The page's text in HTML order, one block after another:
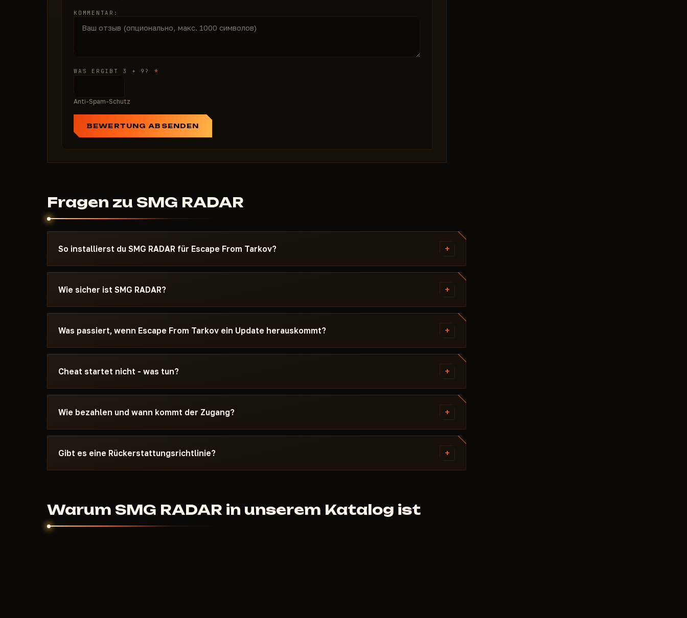
KOMMENTAR:
WAS ERGIBT 3 + 9? *
Anti-Spam-Schutz
BEWERTUNG ABSENDEN
Fragen zu SMG RADAR
So installierst du SMG RADAR für Escape From Tarkov? +
Nach der Zahlung erhältst du einen Download-Link und eine Anleitung speziell
für Escape From Tarkov - mit Angabe der benötigten Windows-Version, den
schreib uns auf Discord oder Telegram, wir helfen dir.
Wie sicher ist SMG RADAR? +
Der Cheat wird auf dem aktuellen Patch von Escape From Tarkov vor der
Veröffentlichung. Den aktuellen Status siehst du auf der Karte - Undetected /
der Cheat bis zum Fix aus dem Verkauf genommen.
Was passiert, wenn Escape From Tarkov ein Update herauskommt? +
Wir aktualisieren den Cheat innerhalb von 24 Stunden. Das Abo wird eingefroren
- Tage verfallen nicht. Sobald der Fix fertig ist, erscheint der Cheat wieder.
Cheat startet nicht - was tun? +
Schreib uns auf Discord mit einer Beschreibung des Fehlers. Die meisten
Probleme sind in 15 Minuten gelöst: falscher Boot-Modus, Secure Boot,
Anforderungen von SMG RADAR.
Wie bezahlen und wann kommt der Zugang? +
Zahlung per Kryptowährung oder anonymen Zahlungssystemen. Der Zugang wird
automatisch nach Zahlungsbestätigung gewährt - normalerweise innerhalb
Gibt es eine Rückerstattungsrichtlinie? +
Warum SMG RADAR in unserem Katalog ist